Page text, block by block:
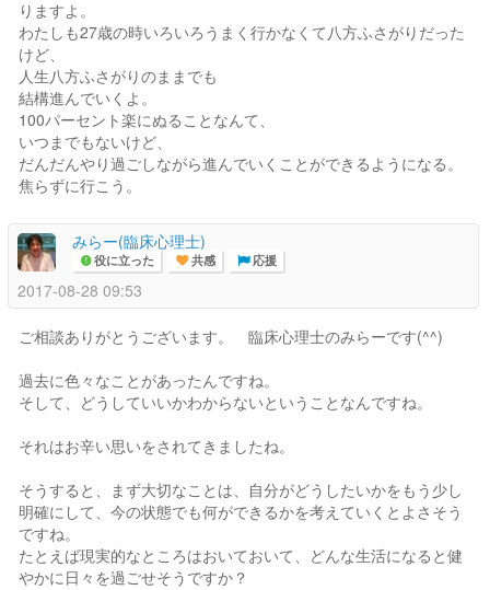
りますよ。
わたしも27歳の時いろいろうまく行かなくて八方ふさがりだった
けど、
人生八方ふさがりのままでも
結構進んでいくよ。
100パーセント楽にぬることなんて、
いつまでもないけど、
だんだんやり過ごしながら進んでいくことができるようになる。
焦らずに行こう。
みらー(臨床心理士)
役に立った 共感 応援
2017-08-28 09:53
ご相談ありがとうございます。 臨床心理士のみらーです(^^)
過去に色々なことがあったんですね。
そして、どうしていいかわからないということなんですね。
それはお辛い思いをされてきましたね。
そうすると、まず大切なことは、自分がどうしたいかをもう少し
明確にして、今の状態でも何ができるかを考えていくとよさそう
ですね。
たとえば現実的なところはおいておいて、どんな生活になると健
やかに日々を過ごせそうですか？